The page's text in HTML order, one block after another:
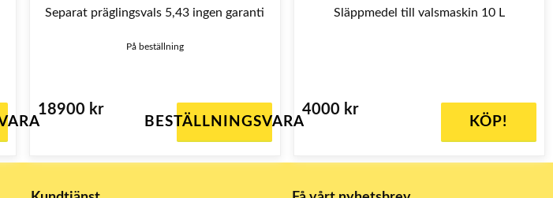
Separat präglingsvals 5,43 ingen garanti
På beställning
18900 kr
BESTÄLLNINGSVARA
Släppmedel till valsmaskin 10 L
4000 kr
KÖP!